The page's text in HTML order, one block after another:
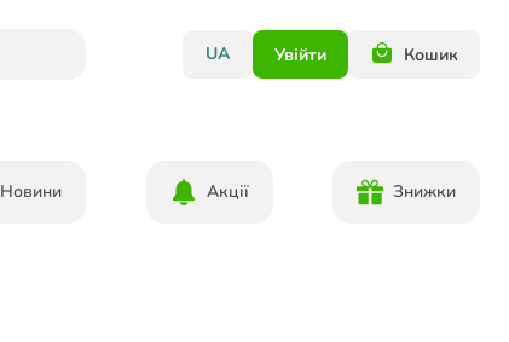
UA Увійти Кошик
Новини Акції Знижки